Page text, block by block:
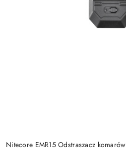
Nitecore EMR15 Odstraszacz komarów